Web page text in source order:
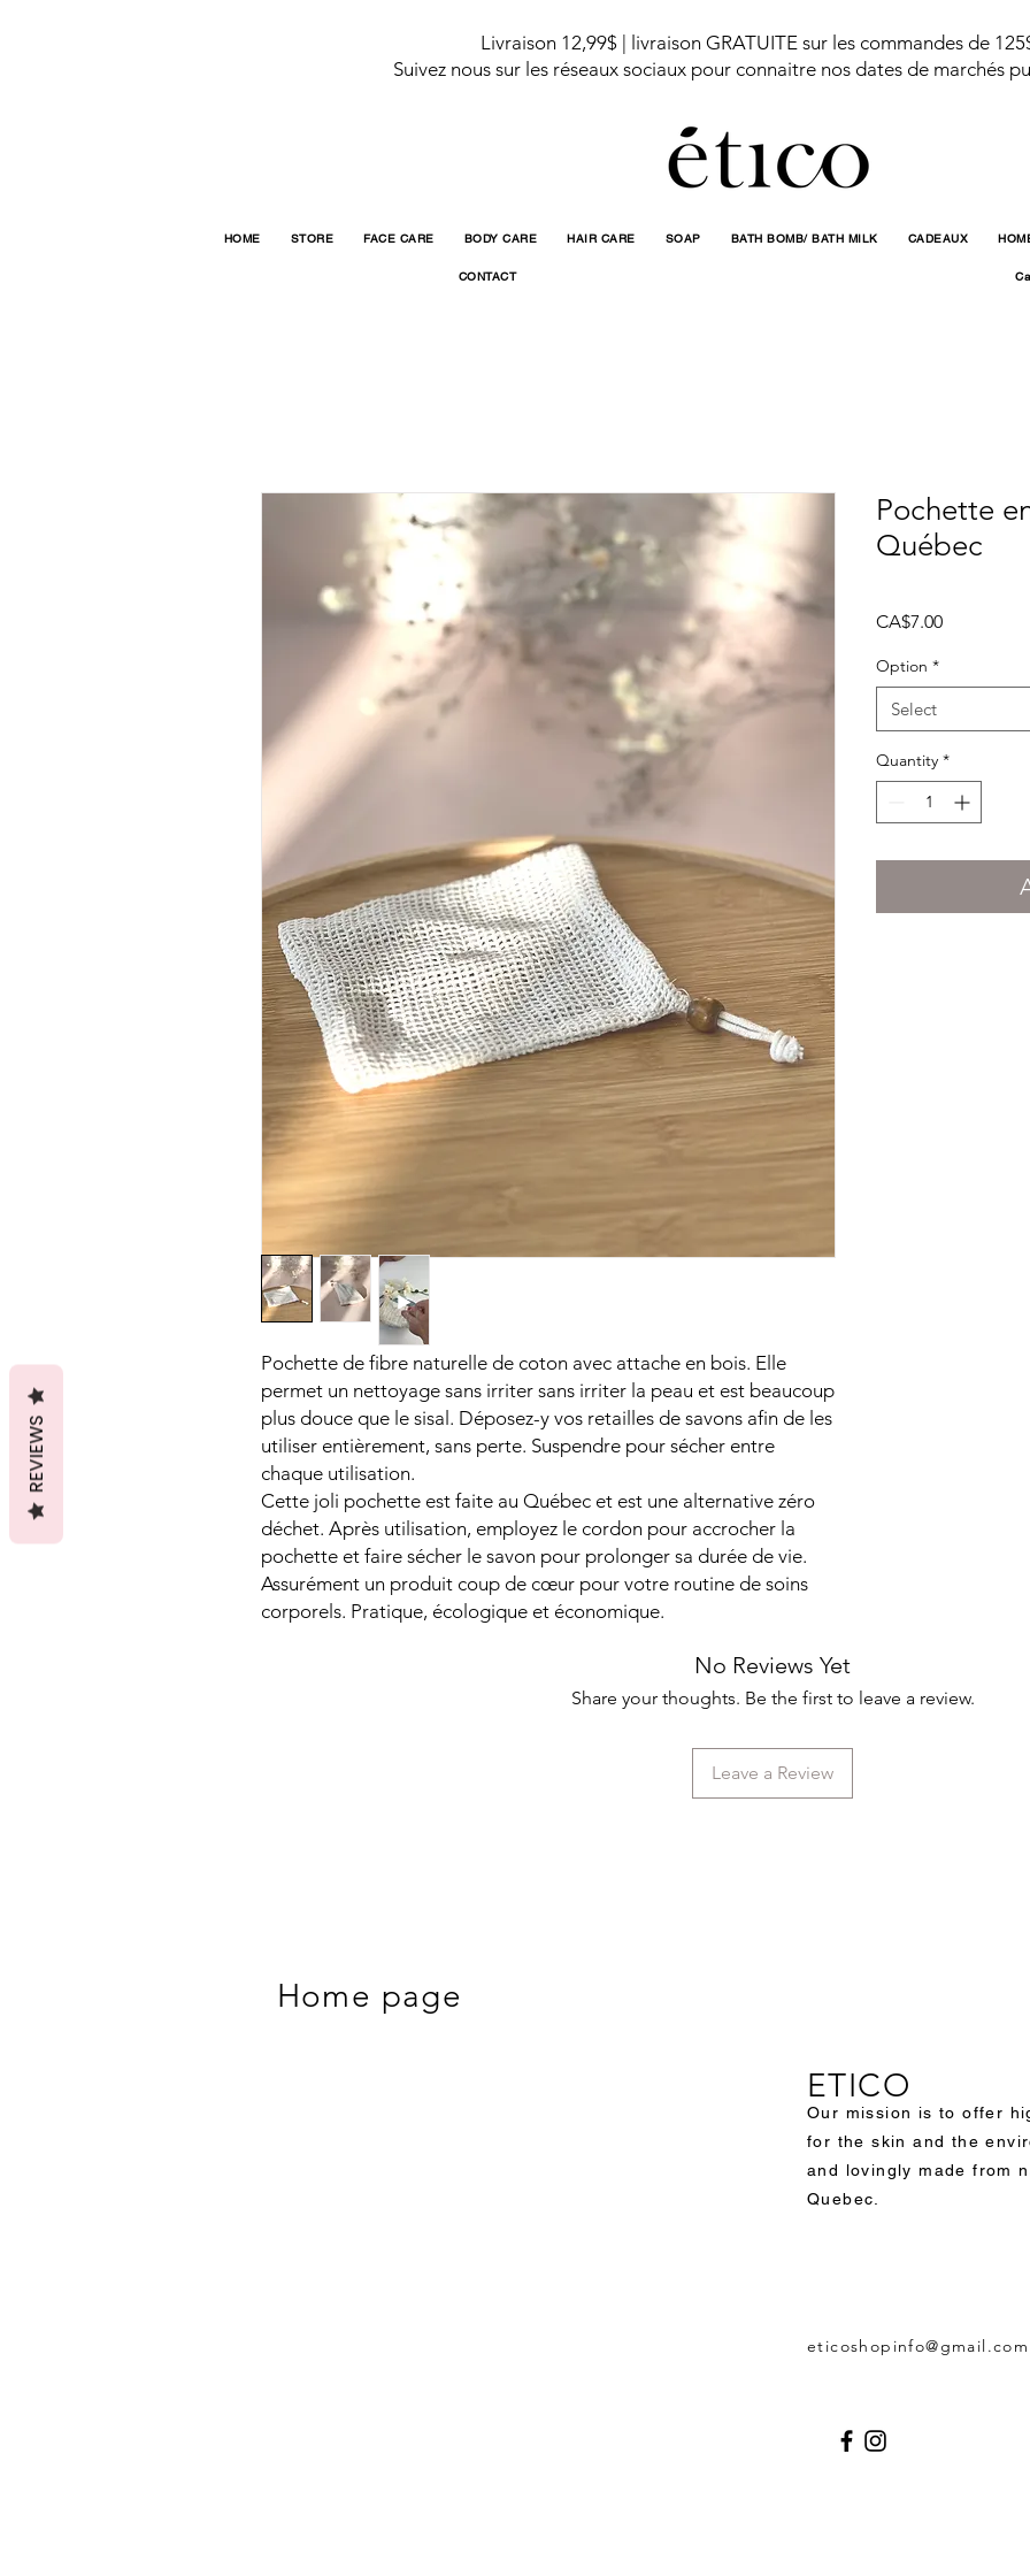
Livraison 12,99$ | livraison GRATUITE sur les commandes de
Suivez nous sur les réseaux sociaux pour connaitre nos dates de marchés
HOME STORE FACE CARE BODY CARE HAIR CARE SOAP BATH BOMB/ BATH MILK CADEAUX
CONTACT
Pochette de fibre naturelle de coton avec attache en bois. Elle
permet un nettoyage sans irriter sans irriter la peau et est beaucoup
plus douce que le sisal. Déposez-y vos retailles de savons afin de les
utiliser entièrement, sans perte. Suspendre pour sécher entre
chaque utilisation.
Cette joli pochette est faite au Québec et est une alternative zéro
déchet. Après utilisation, employez le cordon pour accrocher la
pochette et faire sécher le savon pour prolonger sa durée de vie.
Assurément un produit coup de cœur pour votre routine de soins
corporels. Pratique, écologique et économique.
Pochette
Québec
CA$7.00Price
Option *
Select
Quantity *
No Reviews Yet
Share your thoughts. Be the first to leave a review.
Leave a Review
Home page
ETICO
Our mission is to offer
for the skin and the
and lovingly made from
Quebec.
eticoshopinfo@gmail.com
REVIEWS